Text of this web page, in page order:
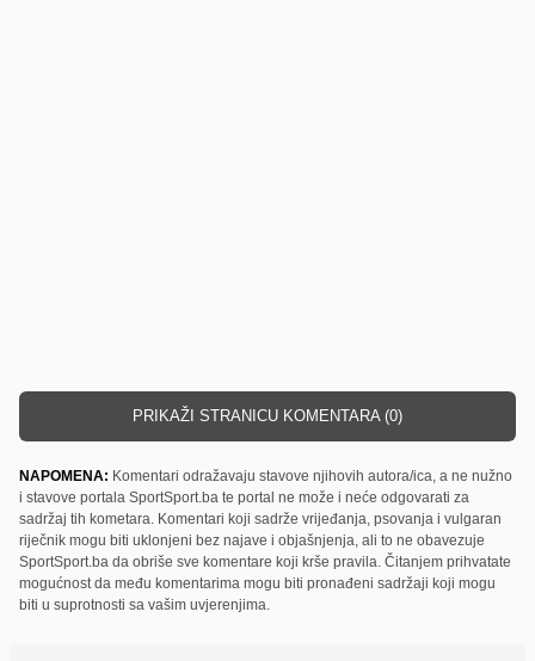
PRIKAŽI STRANICU KOMENTARA (0)
NAPOMENA: Komentari odražavaju stavove njihovih autora/ica, a ne nužno
i stavove portala SportSport.ba te portal ne može i neće odgovarati za
sadržaj tih kometara. Komentari koji sadrže vrijeđanja, psovanja i vulgaran
riječnik mogu biti uklonjeni bez najave i objašnjenja, ali to ne obavezuje
SportSport.ba da obriše sve komentare koji krše pravila. Čitanjem prihvatate
mogućnost da među komentarima mogu biti pronađeni sadržaji koji mogu
biti u suprotnosti sa vašim uvjerenjima.